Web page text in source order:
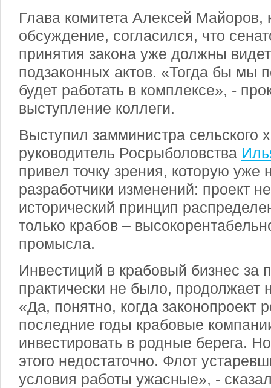
Глава комитета Алексей Майоров,
обсуждение, согласился, что
принятия закона уже должны
подзаконных актов. «Тогда бы мы
будет работать в комплексе», -
выступление коллеги.
Выступил замминистра сельского
руководитель Росрыболовства
привел точку зрения, которую уже
разработчики изменений: проект
исторический принцип
только крабов –
промысла.
Инвестиций в крабовый бизнес за
практически не было, продолжает
«Да, понятно, когда законопроект
последние годы крабовые
инвестировать в родные берега.
этого недостаточно. Флот
условия работы ужасные», -